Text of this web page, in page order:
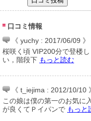
口コミ情報
《 yuchy : 2017/06/09 》
桜咲く頃 VIP200分で登楼
い，階段下 もっと読む
《 t_iejima : 2012/10/10 》
この娘は僕の第一のお気
が良くてＰイパンで もっと